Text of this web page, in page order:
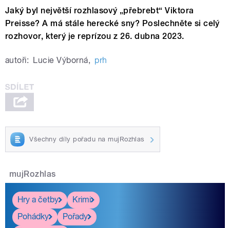
Jaký byl největší rozhlasový „přebrebt“ Viktora
Preisse? A má stále herecké sny? Poslechněte si celý
rozhovor, který je reprízou z 26. dubna 2023.
autoři: Lucie Výborná, prh
Všechny díly pořadu na mujRozhlas
mujRozhlas
Hry a četby
Krimi
Pohádky
Pořady